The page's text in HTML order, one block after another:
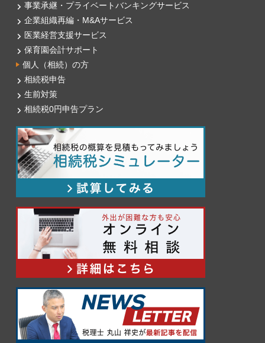
事業承継・プライベートバンキングサービス
企業組織再編・M&Aサービス
医業経営支援サービス
保育園会計サポート
個人（相続）の方
相続税申告
生前対策
相続税0円申告プラン